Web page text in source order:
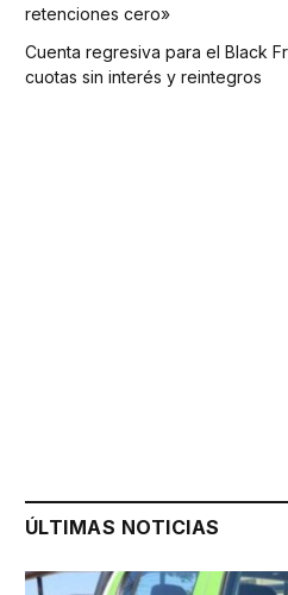
retenciones cero»
Cuenta regresiva para el Black
cuotas sin interés y reintegros
ÚLTIMAS NOTICIAS